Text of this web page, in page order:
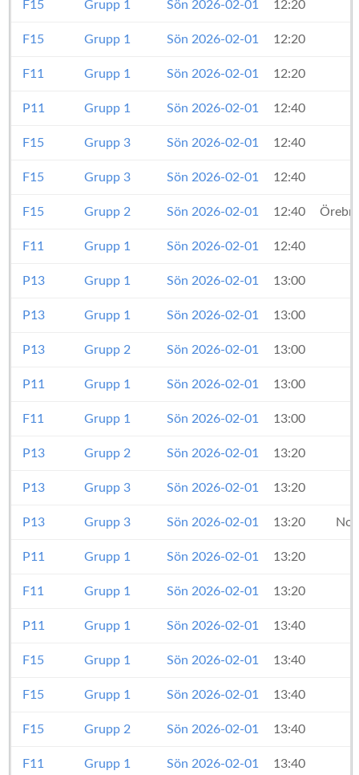
F15 Grupp 1 Sön 2026-02-01 12:20
F15 Grupp 1 Sön 2026-02-01 12:20
F11 Grupp 1 Sön 2026-02-01 12:20
P11 Grupp 1 Sön 2026-02-01 12:40
F15 Grupp 3 Sön 2026-02-01 12:40
F15 Grupp 3 Sön 2026-02-01 12:40
F15 Grupp 2 Sön 2026-02-01 12:40
F11 Grupp 1 Sön 2026-02-01 12:40
P13 Grupp 1 Sön 2026-02-01 13:00
P13 Grupp 1 Sön 2026-02-01 13:00
P13 Grupp 2 Sön 2026-02-01 13:00
P11 Grupp 1 Sön 2026-02-01 13:00
F11 Grupp 1 Sön 2026-02-01 13:00
P13 Grupp 2 Sön 2026-02-01 13:20
P13 Grupp 3 Sön 2026-02-01 13:20
P13 Grupp 3 Sön 2026-02-01 13:20
P11 Grupp 1 Sön 2026-02-01 13:20
F11 Grupp 1 Sön 2026-02-01 13:20
P11 Grupp 1 Sön 2026-02-01 13:40
F15 Grupp 1 Sön 2026-02-01 13:40
F15 Grupp 1 Sön 2026-02-01 13:40
F15 Grupp 2 Sön 2026-02-01 13:40
F11 Grupp 1 Sön 2026-02-01 13:40